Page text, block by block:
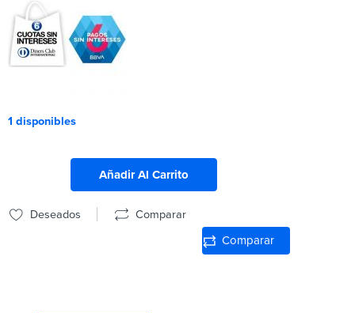
1 disponibles
Añadir Al Carrito
Deseados Comparar
Comparar